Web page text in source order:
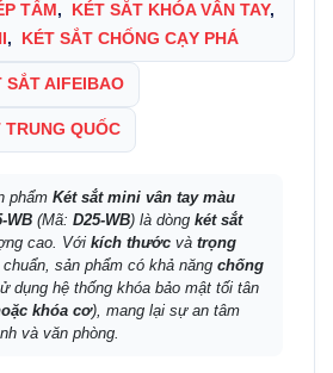
TẤM , KÉT SẮT KHÓA VÂN TAY,
, KÉT SẮT CHỐNG CẠY PHÁ
SẮT AIFEIBAO
TRUNG QUỐC
phẩm Két sắt mini vân tay màu
WB (Mã: D25-WB) là dòng két sắt
cao. Với kích thước và trọng
sản phẩm có khả năng chống
dụng hệ thống khóa bảo mật tối tân
khóa cơ), mang lại sự an tâm
và văn phòng.